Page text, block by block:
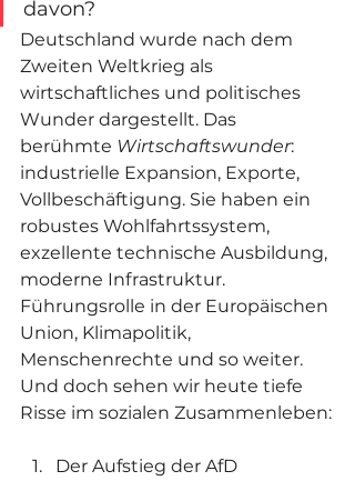
davon?
Deutschland wurde nach dem
Zweiten Weltkrieg als
wirtschaftliches und politisches
Wunder dargestellt. Das
berühmte Wirtschaftswunder:
industrielle Expansion, Exporte,
Vollbeschäftigung. Sie haben ein
robustes Wohlfahrtssystem,
exzellente technische Ausbildung,
moderne Infrastruktur.
Führungsrolle in der Europäischen
Union, Klimapolitik,
Menschenrechte und so weiter.
Und doch sehen wir heute tiefe
Risse im sozialen Zusammenleben:
Der Aufstieg der AfD